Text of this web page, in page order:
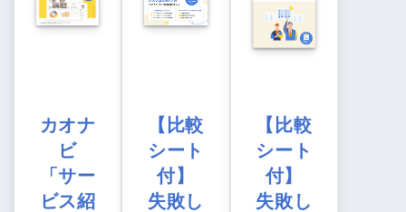
カオナ
ビ
「サー
ビス紹
【比較
シート
付】
失敗し
【比較
シート
付】
失敗し